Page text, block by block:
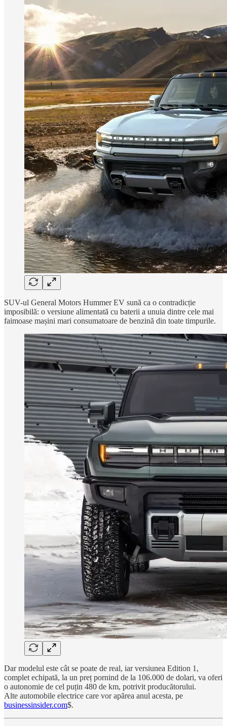
SUV-ul General Motors Hummer EV sună ca o contradicție
imposibilă: o versiune alimentată cu baterii a unuia dintre cele mai
faimoase mașini mari consumatoare de benzină din toate timpurile.
Dar modelul este cât se poate de real, iar versiunea Edition 1,
complet echipată, la un preț pornind de la 106.000 de dolari, va oferi
o autonomie de cel puțin 480 de km, potrivit producătorului.
Alte automobile electrice care vor apărea anul acesta, pe
businessinsider.com$.